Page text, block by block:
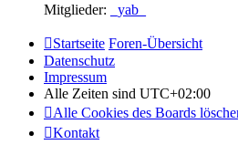
Mitglieder: _yab_
Startseite Foren-Übersicht
Datenschutz
Impressum
Alle Zeiten sind UTC+02:00
Alle Cookies des Boards
Kontakt